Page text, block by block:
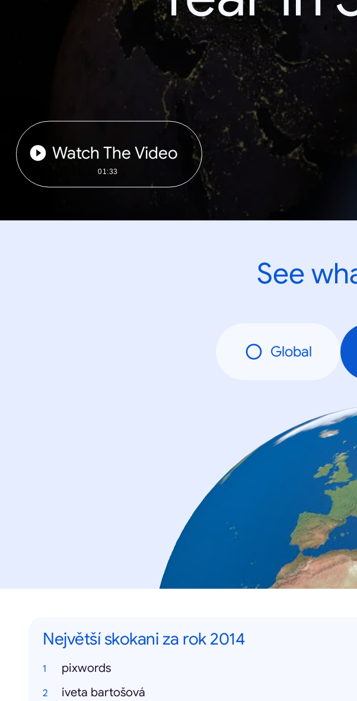
Watch The Video
01:33
See
Global
Největší skokani za rok 2014
pixwords
iveta bartošová